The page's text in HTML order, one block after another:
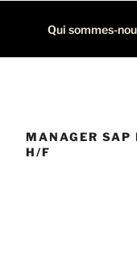
Qui sommes-
MANAGER
H/F